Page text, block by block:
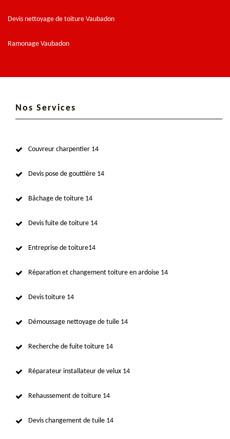
Devis nettoyage de toiture Vaubadon
Ramonage Vaubadon
Nos Services
Couvreur charpentier 14
Devis pose de gouttière 14
Bâchage de toiture 14
Devis fuite de toiture 14
Entreprise de toiture14
Réparation et changement toiture en ardoise 14
Devis toiture 14
Démoussage nettoyage de tuile 14
Recherche de fuite toiture 14
Réparateur installateur de velux 14
Rehaussement de toiture 14
Devis changement de tuile 14